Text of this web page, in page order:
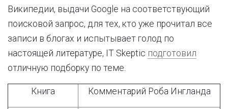
Википедии, выдачи Google на соответствующий
поисковой запрос, для тех, кто уже прочитал все
записи в блогах и испытывает голод по
настоящей литературе, IT Skeptic подготовил
отличную подборку по теме.
Книга Комментарий Роба Ингланда